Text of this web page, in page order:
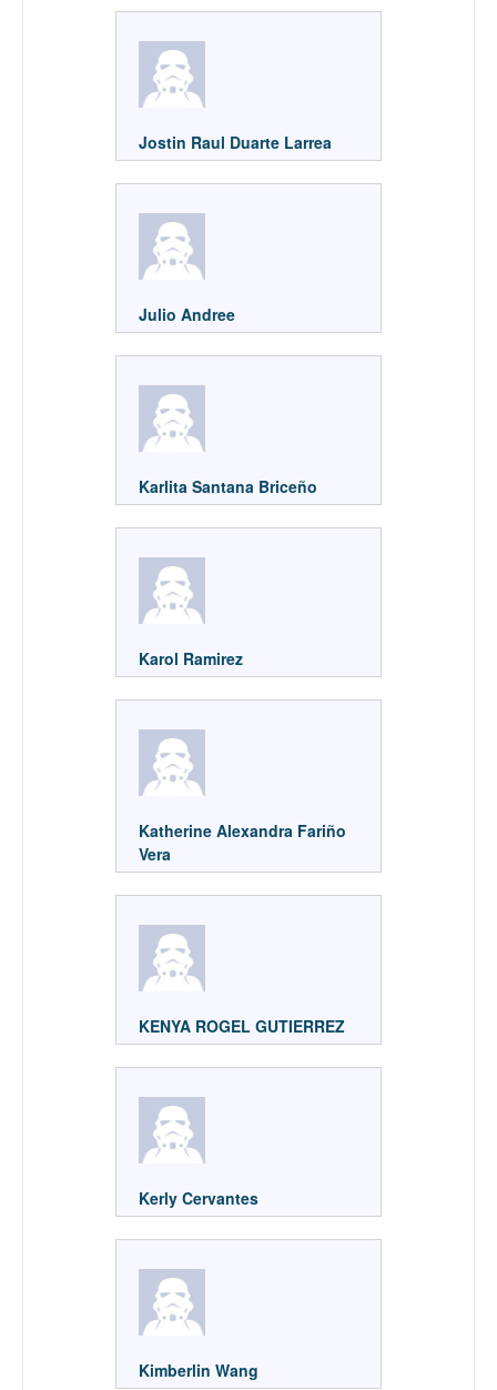
Jostin Raul Duarte Larrea
Julio Andree
Karlita Santana Briceño
Karol Ramirez
Katherine Alexandra Fariño
Vera
KENYA ROGEL GUTIERREZ
Kerly Cervantes
Kimberlin Wang